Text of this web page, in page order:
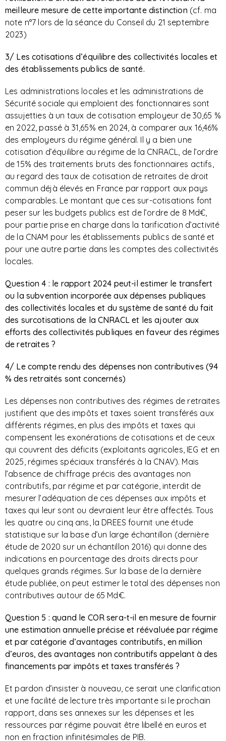
meilleure mesure de cette importante distinction (cf. ma
note n°7 lors de la séance du Conseil du 21 septembre
2023)
3/ Les cotisations d’équilibre des collectivités locales et
des établissements publics de santé.
Les administrations locales et les administrations de
Sécurité sociale qui emploient des fonctionnaires sont
assujetties à un taux de cotisation employeur de 30,65 %
en 2022, passé à 31,65% en 2024, à comparer aux 16,46%
des employeurs du régime général. Il y a bien une
cotisation d’équilibre au régime de la CNRACL, de l’ordre
de 15% des traitements bruts des fonctionnaires actifs,
au regard des taux de cotisation de retraites de droit
commun déjà élevés en France par rapport aux pays
comparables. Le montant que ces sur-cotisations font
peser sur les budgets publics est de l’ordre de 8 Md€,
pour partie prise en charge dans la tarification d’activité
de la CNAM pour les établissements publics de santé et
pour une autre partie dans les comptes des collectivités
locales.
Question 4 : le rapport 2024 peut-il estimer le transfert
ou la subvention incorporée aux dépenses publiques
des collectivités locales et du système de santé du fait
des surcotisations de la CNRACL et les ajouter aux
efforts des collectivités publiques en faveur des régimes
de retraites ?
4/ Le compte rendu des dépenses non contributives (94
% des retraités sont concernés)
Les dépenses non contributives des régimes de retraites
justifient que des impôts et taxes soient transférés aux
différents régimes, en plus des impôts et taxes qui
compensent les exonérations de cotisations et de ceux
qui couvrent des déficits (exploitants agricoles, IEG et en
2025, régimes spéciaux transférés à la CNAV). Mais
l’absence de chiffrage précis des avantages non
contributifs, par régime et par catégorie, interdit de
mesurer l’adéquation de ces dépenses aux impôts et
taxes qui leur sont ou devraient leur être affectés. Tous
les quatre ou cinq ans, la DREES fournit une étude
statistique sur la base d’un large échantillon (dernière
étude de 2020 sur un échantillon 2016) qui donne des
indications en pourcentage des droits directs pour
quelques grands régimes. Sur la base de la dernière
étude publiée, on peut estimer le total des dépenses non
contributives autour de 65 Md€.
Question 5 : quand le COR sera-t-il en mesure de fournir
une estimation annuelle précise et réévaluée par régime
et par catégorie d’avantages contributifs, en million
d’euros, des avantages non contributifs appelant à des
financements par impôts et taxes transférés ?
Et pardon d’insister à nouveau, ce serait une clarification
et une facilité de lecture très importante si le prochain
rapport, dans ses annexes sur les dépenses et les
ressources par régime pouvait être libellé en euros et
non en fraction infinitésimales de PIB.